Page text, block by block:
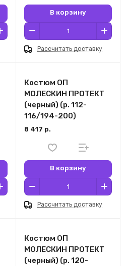
В корзину
Рассчитать доставку
Костюм ОП
МОЛЕСКИН ПРОТЕКТ
(черный) (р. 112-
116/194-200)
8 417 р.
В корзину
Рассчитать доставку
Костюм ОП
МОЛЕСКИН ПРОТЕКТ
(черный) (р. 120-